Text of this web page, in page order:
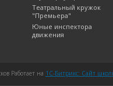
Театральный кружок
"Премьера"
Юные инспектора
движения
Работает на 1C-Битрикс: Сайт